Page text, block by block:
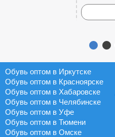
Обувь оптом в Иркутске
Обувь оптом в Красноярске
Обувь оптом в Хабаровске
Обувь оптом в Челябинске
Обувь оптом в Уфе
Обувь оптом в Тюмени
Обувь оптом в Омске